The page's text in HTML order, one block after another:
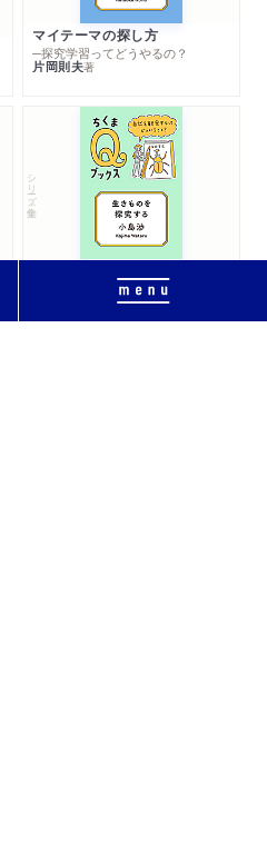
マイテーマの探し方
─探究学習ってどうやるの？
片岡則夫著
シリーズ・全集